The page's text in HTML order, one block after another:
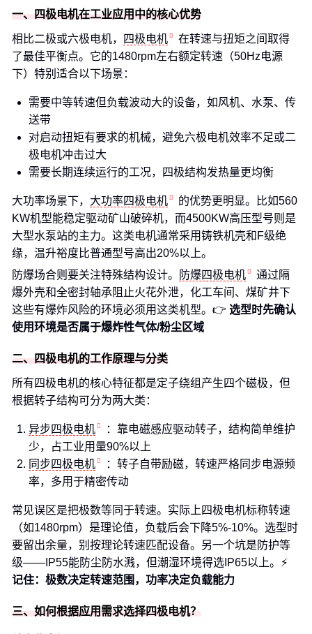
一、四极电机在工业应用中的核心优势
相比二极或六极电机， 四极电机
在转速与扭矩之间取得
了最佳平衡点。它的1480rpm左右额定转速（50Hz电源
下）特别适合以下场景：
需要中等转速但负载波动大的设备，如风机、水泵、传
送带
对启动扭矩有要求的机械，避免六极电机效率不足或二
极电机冲击过大
需要长期连续运行的工况，四极结构发热量更均衡
大功率场景下， 大功率四极电机
的优势更明显。比如560
KW机型能稳定驱动矿山破碎机，而4500KW高压型号则是
大型水泵站的主力。这类电机通常采用铸铁机壳和F级绝
缘，温升裕度比普通型号高出20%以上。
防爆场合则要关注特殊结构设计。
防爆四极电机
通过隔
爆外壳和全密封轴承阻止火花外泄，化工车间、煤矿井下
这些有爆炸风险的环境必须用这类机型。👉 选型时先确认
使用环境是否属于爆炸性气体/粉尘区域
二、四极电机的工作原理与分类
所有四极电机的核心特征都是定子绕组产生四个磁极，但
根据转子结构可分为两大类：
异步四极电机
：靠电磁感应驱动转子，结构简单维护
少，占工业用量90%以上
同步四极电机
：转子自带励磁，转速严格同步电源频
率，多用于精密传动
常见误区是把极数等同于转速。实际上四极电机标称转速
（如1480rpm）是理论值，负载后会下降5%-10%。选型时
要留出余量，别按理论转速匹配设备。另一个坑是防护等
级——IP55能防尘防水溅，但潮湿环境得选IP65以上。⚡
记住：极数决定转速范围，功率决定负载能力
三、如何根据应用需求选择四极电机？